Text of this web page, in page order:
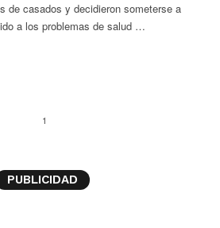
de casados y decidieron someterse a
a los problemas de salud …
1
PUBLICIDAD